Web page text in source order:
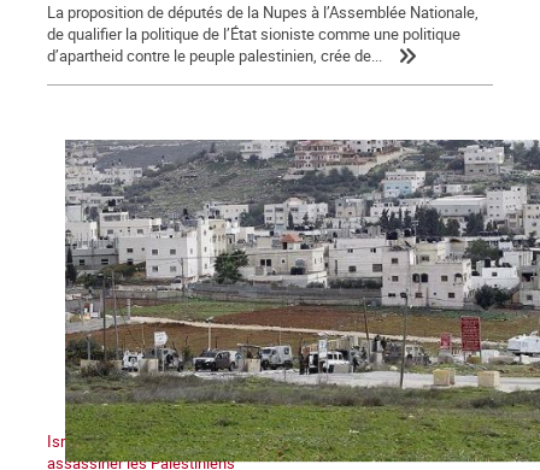
La proposition de députés de la Nupes à l’Assemblée Nationale,
de qualifier la politique de l’État sioniste comme une politique
d’apartheid contre le peuple palestinien, crée de...
Israël : un gouvernement dans la tempête qui continue à
assassiner les Palestiniens